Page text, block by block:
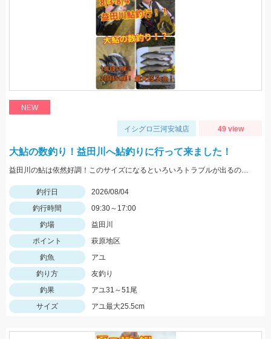
NEW
イシグロ三河安城店 49 view
大鮎の数釣り！益田川へ鮎釣りに行って来ました！
益田川の鮎は依然好調！このサイズになるといろいろトラブルが出るので仕掛けは太めがおすすめです！針は7.5号～８号！三河安城店岩崎釣行
釣行日
2026/08/04
釣行時間
09:30～17:00
釣場
益田川
ポイント
萩原地区
釣魚
アユ
釣り方
友釣り
釣果
アユ31～51尾
サイズ
アユ最大25.5cm